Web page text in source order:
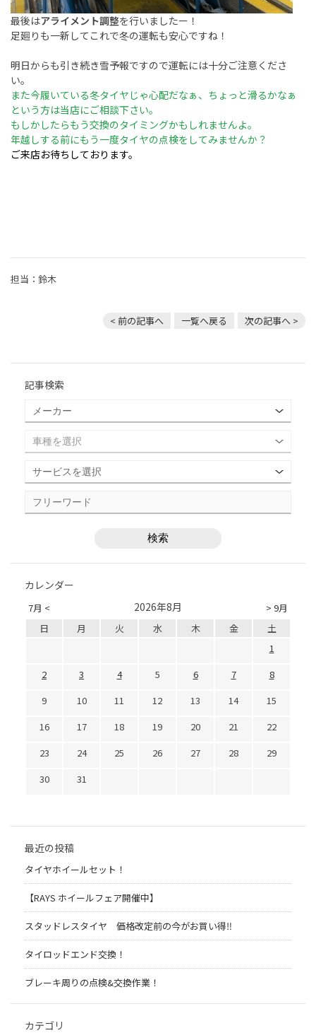
最後はアライメント調整を行いましたー！
足廻りも一新してこれで冬の運転も安心ですね！
明日からも引き続き雪予報ですので運転には十分ご注意くださ
い。
また今履いている冬タイヤじゃ心配だなぁ、ちょっと滑るかなぁ
という方は当店にご相談下さい。
もしかしたらもう交換のタイミングかもしれませんよ。
年越しする前にもう一度タイヤの点検をしてみませんか？
ご来店お待ちしております。
担当：鈴木
< 前の記事へ 一覧へ戻る 次の記事へ >
記事検索
カレンダー
7月 < > 9月
2026年8月
日 月 火 水 木 金
土
1
2
3 4 5 6 7
8
9
10 11 12 13 14
15
16
17 18 19 20 21
22
23
24 25 26 27 28
29
30
31
最近の投稿
タイヤホイールセット！
【RAYS ホイールフェア開催中】
スタッドレスタイヤ 価格改定前の今がお買い得‼️
タイロッドエンド交換！
ブレーキ周りの点検&交換作業！
カテゴリ